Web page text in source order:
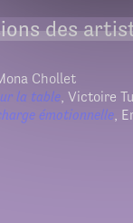
des
Chollet
la table , Victoire
émotionnelle ,